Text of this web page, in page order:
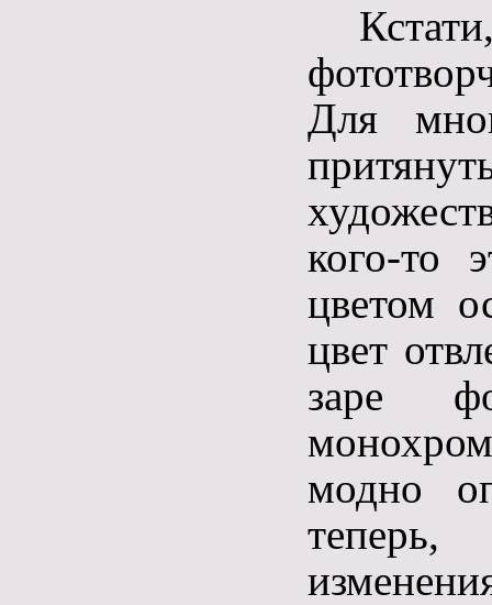
Для
кого-то
цветом
цвет
заре
модно